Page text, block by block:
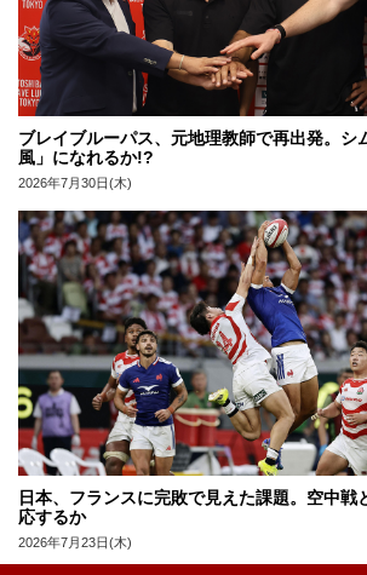
ブレイブルーパス、元地理教師で再出発。シ
風」になれるか!?
2026年7月30日(木)
日本、フランスに完敗で見えた課題。空中戦
応するか
2026年7月23日(木)